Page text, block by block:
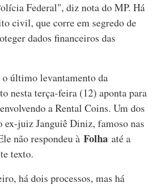
Federal", diz nota do MP. Há
civil, que corre em segredo de
dados financeiros das
o último levantamento da
nesta terça-feira (12) aponta para
a Rental Coins. Um dos
ex-juiz Janguiê Diniz, famoso nas
não respondeu à Folhaaté a
texto.
há dois processos, mas há